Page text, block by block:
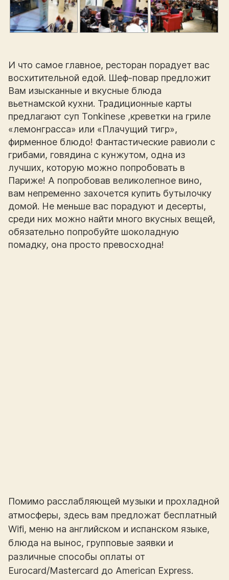
И что самое главное, ресторан порадует вас
восхитительной едой. Шеф-повар предложит
Вам изысканные и вкусные блюда
вьетнамской кухни. Традиционные карты
предлагают суп Tonkinese ,креветки на гриле
«лемонграсса» или «Плачущий тигр»,
фирменное блюдо! Фантастические равиоли с
грибами, говядина с кунжутом, одна из
лучших, которую можно попробовать в
Париже! А попробовав великолепное вино,
вам непременно захочется купить бутылочку
домой. Не меньше вас порадуют и десерты,
среди них можно найти много вкусных вещей,
обязательно попробуйте шоколадную
помадку, она просто превосходна!
Помимо расслабляющей музыки и прохладной
атмосферы, здесь вам предложат бесплатный
Wifi, меню на английском и испанском языке,
блюда на вынос, групповые заявки и
различные способы оплаты от
Eurocard/Mastercard до American Express.